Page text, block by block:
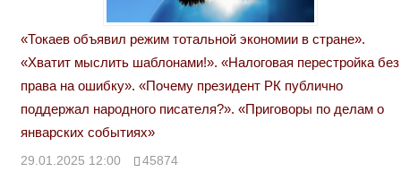
«Токаев объявил режим тотальной экономии в стране».
«Хватит мыслить шаблонами!». «Налоговая перестройка без
права на ошибку». «Почему президент РК публично
поддержал народного писателя?». «Приговоры по делам о
январских событиях»
29.01.2025 12:00 45874